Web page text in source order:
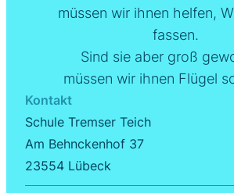
müssen wir ihnen helfen,
fassen.
Sind sie aber groß
müssen wir ihnen Flügel
Kontakt
Schule Tremser Teich
Am Behnckenhof 37
23554 Lübeck